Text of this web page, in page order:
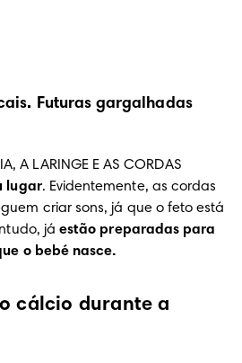
Futuras gargalhadas
A LARINGE E AS CORDAS
lugar. Evidentemente, as cordas
criar sons, já que o feto está
já estão preparadas para
o bebé nasce.
cálcio durante a